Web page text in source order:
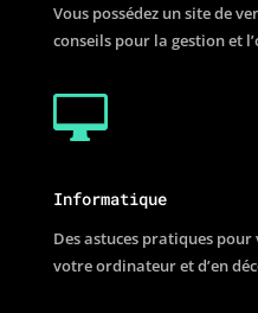
Vous possédez un site de
conseils pour la gestion et

Informatique
Des astuces pratiques
votre ordinateur et d’en